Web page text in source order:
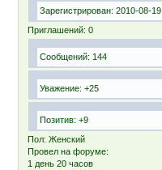
Зарегистрирован: 2010-08-19
Приглашений: 0
Сообщений: 144
Уважение: +25
Позитив: +9
Пол: Женский
Провел на форуме:
1 день 20 часов